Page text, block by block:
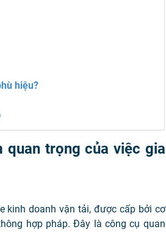
hiệu?
quan trọng của việc gia
kinh doanh vận tải, được cấp bởi cơ
hợp pháp. Đây là công cụ quan